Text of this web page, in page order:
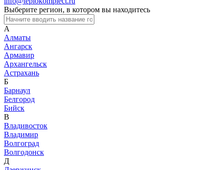
Выберите регион, в котором вы находитесь
А
Алматы
Ангарск
Армавир
Архангельск
Астрахань
Б
Барнаул
Белгород
Бийск
В
Владивосток
Владимир
Волгоград
Волгодонск
Д